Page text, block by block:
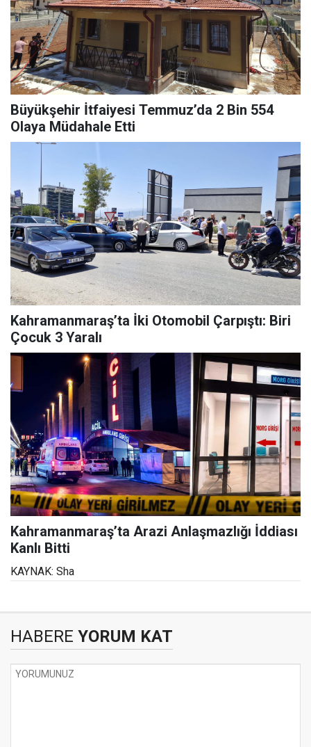
Büyükşehir İtfaiyesi Temmuz’da 2 Bin 554
Olaya Müdahale Etti
Kahramanmaraş’ta İki Otomobil Çarpıştı: Biri
Çocuk 3 Yaralı
Kahramanmaraş’ta Arazi Anlaşmazlığı İddiası
Kanlı Bitti
KAYNAK: Sha
HABERE YORUM KAT